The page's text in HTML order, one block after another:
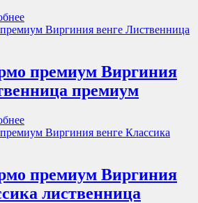
премиум Виргиния
премиум
премиум Виргиния
лиственница